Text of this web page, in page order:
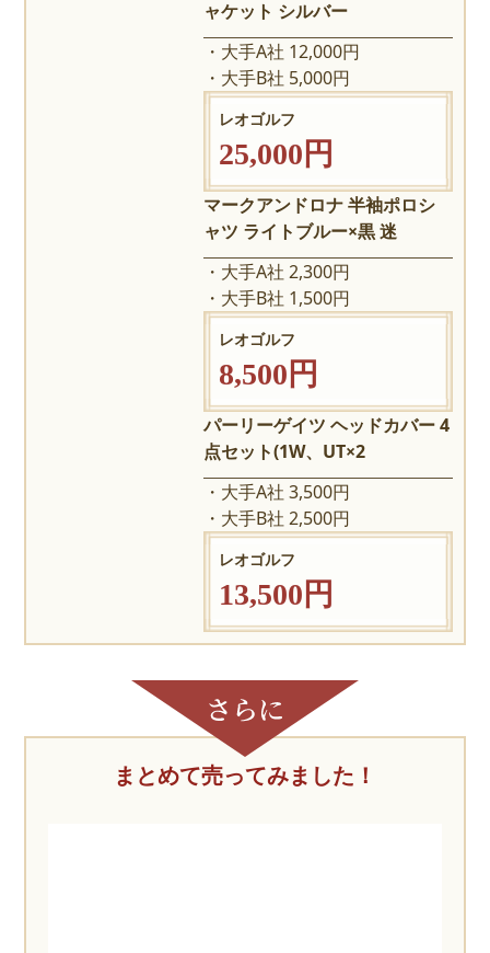
ャケット シルバー
大手A社 12,000円
大手B社 5,000円
レオゴルフ
25,000円
マークアンドロナ 半袖ポロシ
ャツ ライトブルー×黒 迷
大手A社 2,300円
大手B社 1,500円
レオゴルフ
8,500円
パーリーゲイツ ヘッドカバー 4
点セット(1W、UT×2
大手A社 3,500円
大手B社 2,500円
レオゴルフ
13,500円
まとめて売ってみました！